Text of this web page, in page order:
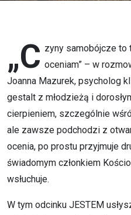
młodzieży
„C zyny samobójcze to
oceniam” – w
Joanna Mazurek, psycholog
gestalt z młodzieżą i
cierpieniem, szczególnie
ale zawsze podchodzi z
ocenia, po prostu przyjmuje
świadomym członkiem
wsłuchuje.
W tym odcinku JESTEM